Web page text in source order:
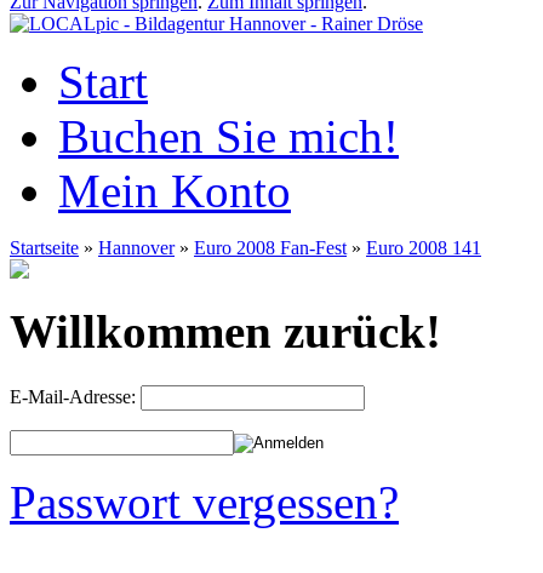
Start
Buchen Sie mich!
Mein Konto
Startseite » Hannover» Euro 2008 Fan-Fest » Euro 2008 141
Willkommen zurück!
E-Mail-Adresse:
Passwort vergessen?